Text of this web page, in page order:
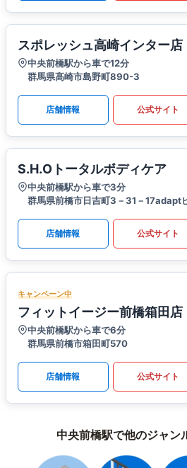
スポレッシュ高崎インター店
中央前橋駅から車で12分
群馬県高崎市島野町890-3
店舗情報 公式サイト
S.H.Oトータルボディケア
中央前橋駅から車で3分
群馬県前橋市日吉町3－31－17adapt
店舗情報 公式サイト
キャンペーン中
フィットイージー前橋箱田店
中央前橋駅から車で6分
群馬県前橋市箱田町570
店舗情報 公式サイト
中央前橋駅で他のジャン